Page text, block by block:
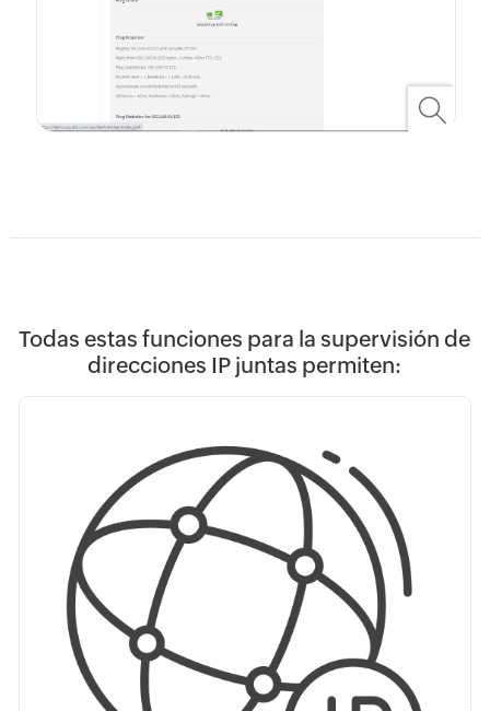
Todas estas funciones para la supervisión de
direcciones IP juntas permiten: